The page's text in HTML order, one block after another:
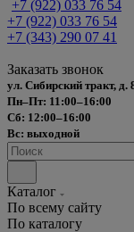
+7 (922) 033 76 54
+7 (922) 033 76 54
+7 (343) 290 07 41
Заказать звонок
ул. Сибирский тракт, д.
Пн–Пт: 11:00–16:00
Сб: 12:00–16:00
Вс: выходной
Каталог
По всему сайту
По каталогу